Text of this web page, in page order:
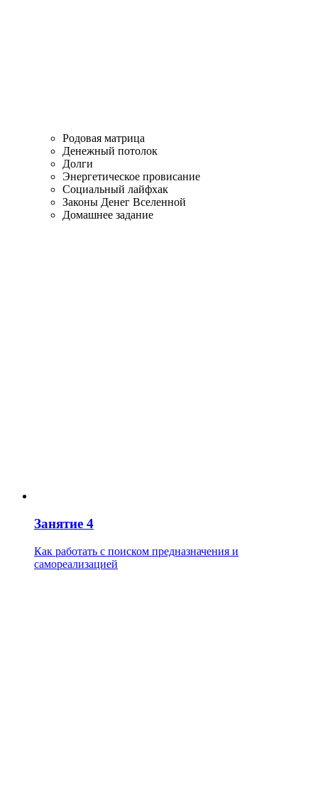
Родовая матрица
Денежный потолок
Долги
Энергетическое провисание
Социальный лайфхак
Законы Денег Вселенной
Домашнее задание
Занятие 4
Как работать с поиском предназначения и
самореализацией